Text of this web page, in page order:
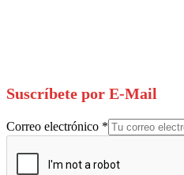
Suscríbete por E-Mail
Correo electrónico *